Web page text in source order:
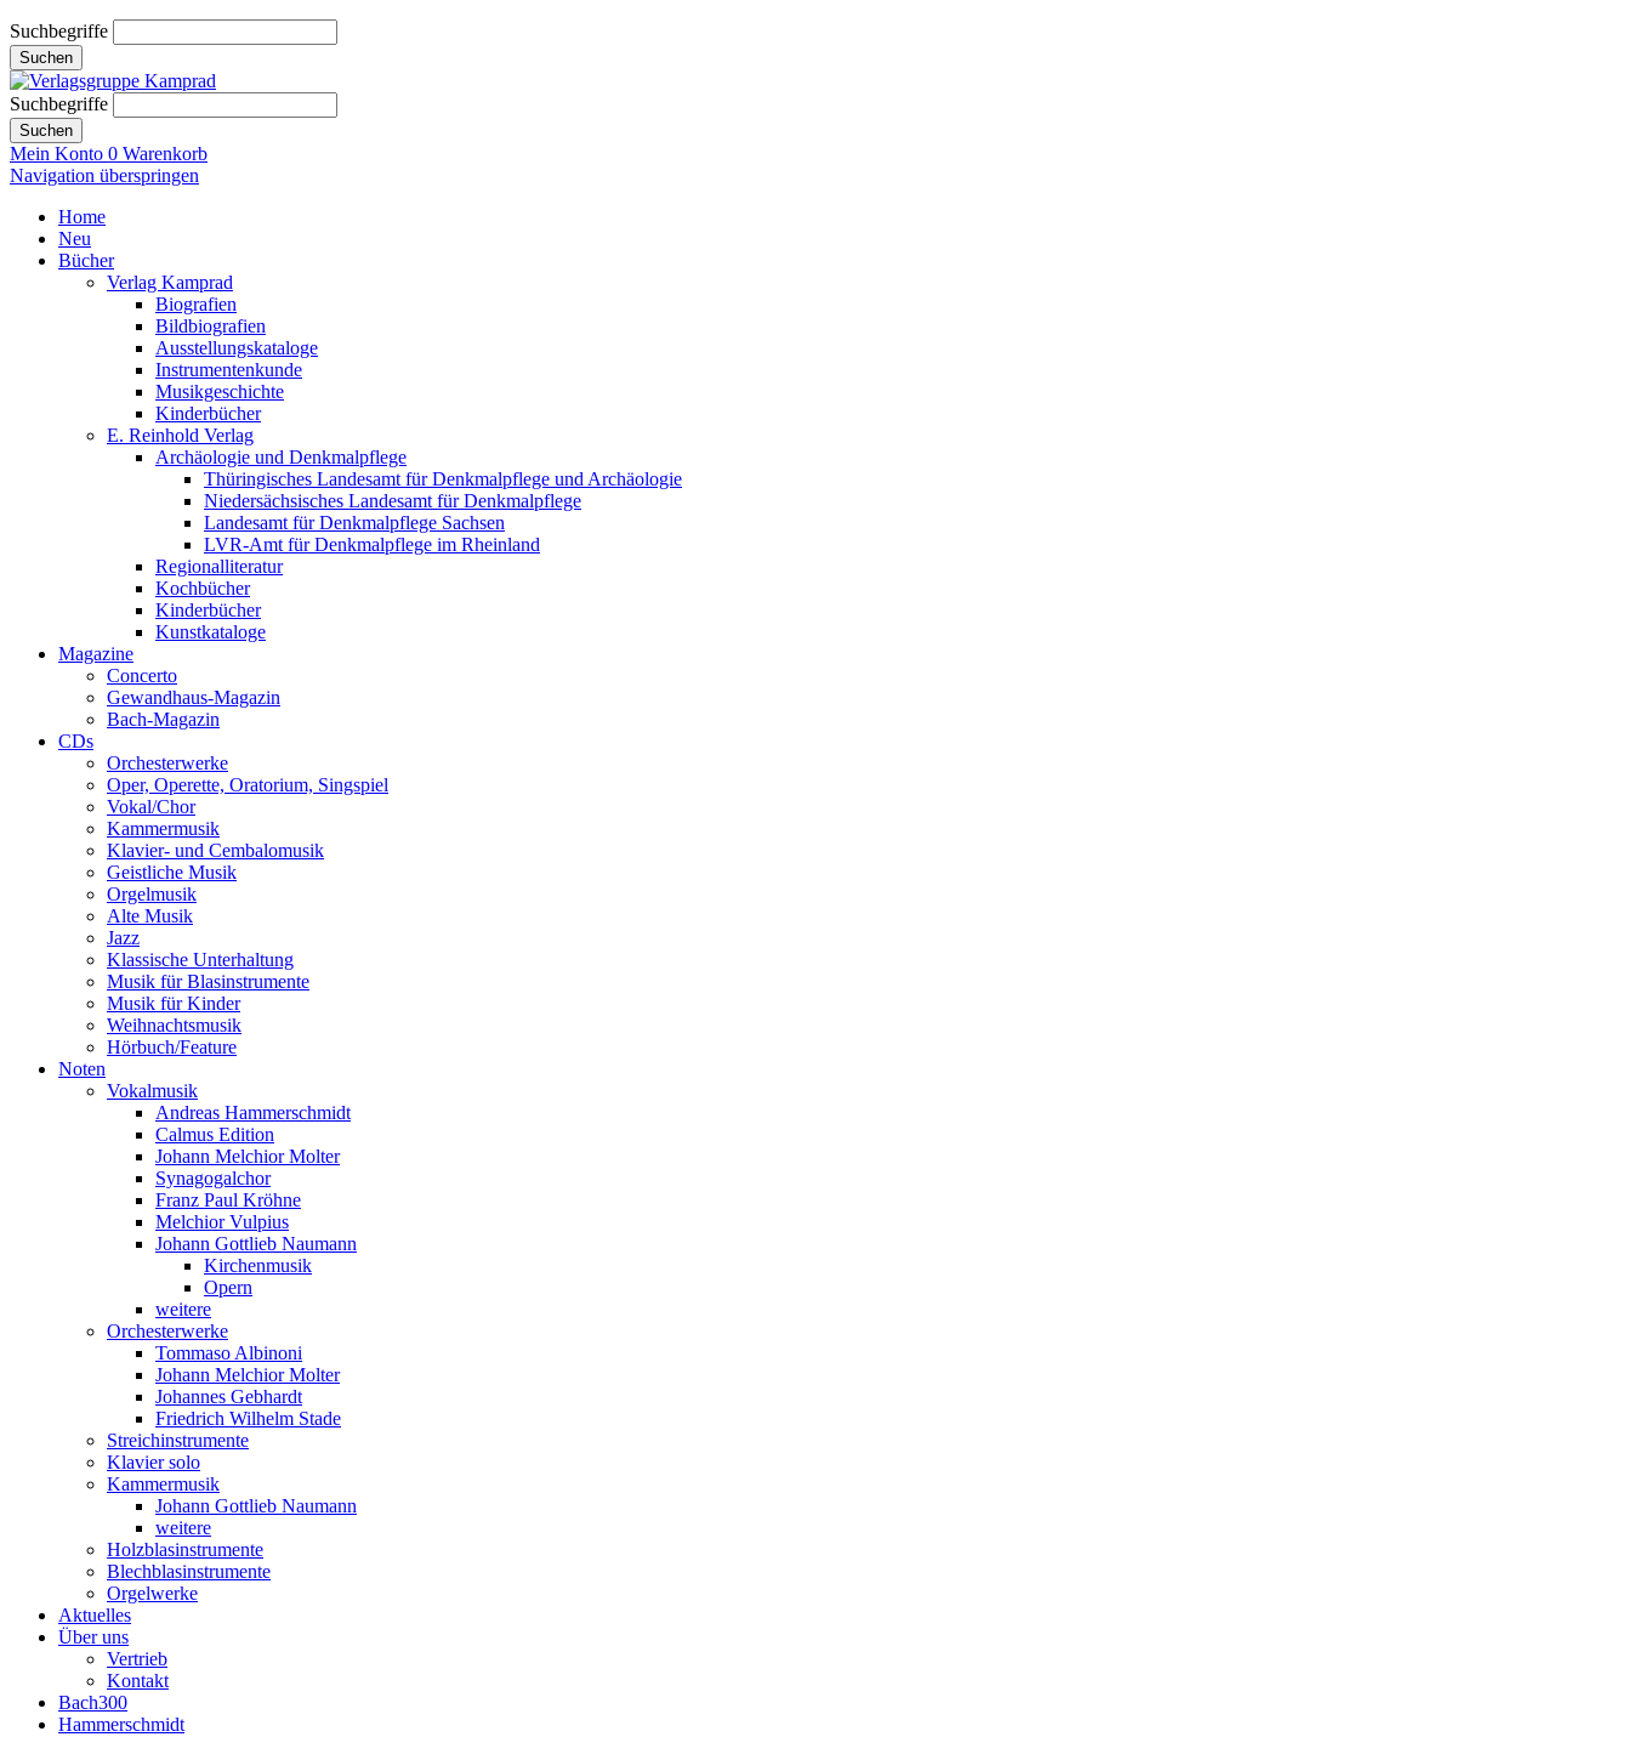
Suchbegriffe
Suchen
Suchbegriffe
Suchen
Mein Konto 0 Warenkorb
Navigation überspringen
Home
Neu
Bücher
Verlag Kamprad
Biografien
Bildbiografien
Ausstellungskataloge
Instrumentenkunde
Musikgeschichte
Kinderbücher
E. Reinhold Verlag
Archäologie und Denkmalpflege
Thüringisches Landesamt für Denkmalpflege und Archäologie
Niedersächsisches Landesamt für Denkmalpflege
Landesamt für Denkmalpflege Sachsen
LVR-Amt für Denkmalpflege im Rheinland
Regionalliteratur
Kochbücher
Kinderbücher
Kunstkataloge
Magazine
Concerto
Gewandhaus-Magazin
Bach-Magazin
CDs
Orchesterwerke
Oper, Operette, Oratorium, Singspiel
Vokal/Chor
Kammermusik
Klavier- und Cembalomusik
Geistliche Musik
Orgelmusik
Alte Musik
Jazz
Klassische Unterhaltung
Musik für Blasinstrumente
Musik für Kinder
Weihnachtsmusik
Hörbuch/Feature
Noten
Vokalmusik
Andreas Hammerschmidt
Calmus Edition
Johann Melchior Molter
Synagogalchor
Franz Paul Kröhne
Melchior Vulpius
Johann Gottlieb Naumann
Kirchenmusik
Opern
weitere
Orchesterwerke
Tommaso Albinoni
Johann Melchior Molter
Johannes Gebhardt
Friedrich Wilhelm Stade
Streichinstrumente
Klavier solo
Kammermusik
Johann Gottlieb Naumann
weitere
Holzblasinstrumente
Blechblasinstrumente
Orgelwerke
Aktuelles
Über uns
Vertrieb
Kontakt
Bach300
Hammerschmidt